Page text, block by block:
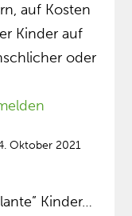
auf Kosten
Kinder auf
oder
Oktober 2021
Kinder…